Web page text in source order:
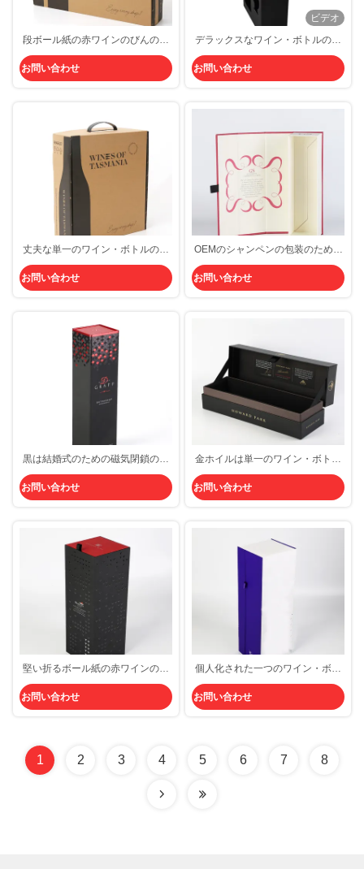
段ボール紙の赤ワインのびんのギ
フト用の箱の贅沢で審美的な6びん
印刷無し
お問い合わせ
ビデオ
デラックスなワイン・ボトルのギ
フト用の箱のボール紙のワイン・
ボトル箱の包装
お問い合わせ
丈夫な単一のワイン・ボトルのギ
フト用の箱 ブラウンは箱の包装を
波形を付けた
お問い合わせ
OEMのシャンペンの包装のために
支持できる赤い空の単一のワイ
ン・ボトルのギフト用の箱
お問い合わせ
黒は結婚式のための磁気閉鎖のワ
イン・ボトルのギフト用の箱を決
め付けた
お問い合わせ
金ホイルは単一のワイン・ボトル
のギフト用の箱のウィスキーのブ
ランデーがパッキングを囲むジン
を個人化した
お問い合わせ
堅い折るボール紙の赤ワインのび
んのギフト用の箱のウィスキーの
ジン包装箱
お問い合わせ
個人化された一つのワイン・ボト
ルのギフト用の箱の白いホールダ
ーのゴルフ ホイルのロゴFSC
お問い合わせ
1 2 3 4 5 6 7 8